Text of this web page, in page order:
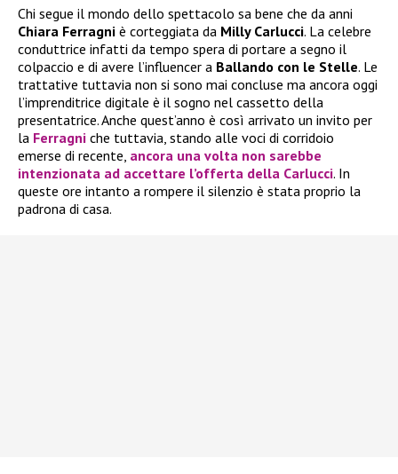
Chi segue il mondo dello spettacolo sa bene che da anni
Chiara Ferragni è corteggiata da Milly Carlucci. La celebre
conduttrice infatti da tempo spera di portare a segno il
colpaccio e di avere l’influencer a Ballando con le Stelle. Le
trattative tuttavia non si sono mai concluse ma ancora oggi
l’imprenditrice digitale è il sogno nel cassetto della
presentatrice. Anche quest’anno è così arrivato un invito per
la Ferragni che tuttavia, stando alle voci di corridoio
emerse di recente, ancora una volta non sarebbe
intenzionata ad accettare l’offerta della Carlucci. In
queste ore intanto a rompere il silenzio è stata proprio la
padrona di casa.